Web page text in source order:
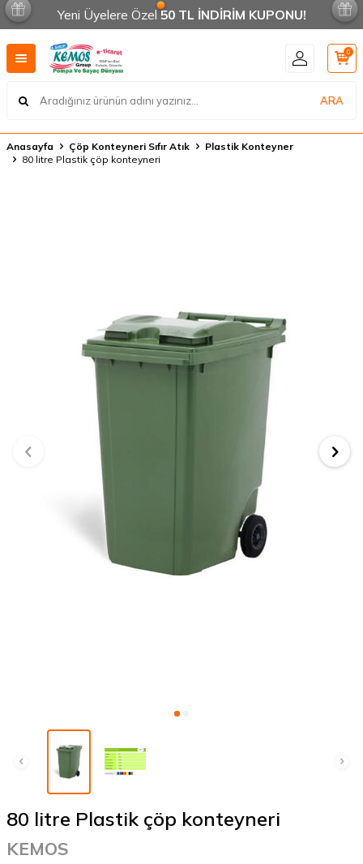
Yeni Üyelere Özel 50 TL İNDİRİM KUPONU!
ARA
0
Anasayfa Çöp Konteyneri Sıfır Atık
Plastik Konteyner
80 litre Plastik çöp konteyneri
80 litre Plastik çöp konteyneri
KEMOS